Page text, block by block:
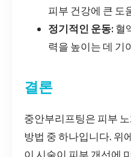
피부 건강에 큰 도
정기적인 운동: 혈
력을 높이는 데 기
결론
중안부리프팅은 피부
방법 중 하나입니다. 위
이 시술이 피부 개선에